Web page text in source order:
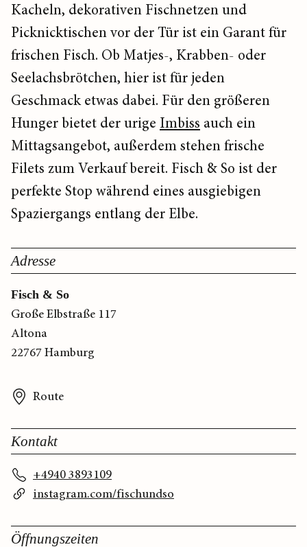
Kacheln, dekorativen Fischnetzen und
Picknicktischen vor der Tür ist ein Garant für
frischen Fisch. Ob Matjes-, Krabben- oder
Seelachsbrötchen, hier ist für jeden
Geschmack etwas dabei. Für den größeren
Hunger bietet der urige Imbiss auch ein
Mittagsangebot, außerdem stehen frische
Filets zum Verkauf bereit. Fisch & So ist der
perfekte Stop während eines ausgiebigen
Spaziergangs entlang der Elbe.
Adresse
Fisch & So
Große Elbstraße 117
Altona
22767 Hamburg
Route
Kontakt
+4940 3893109
instagram.com/fischundso
Öffnungszeiten